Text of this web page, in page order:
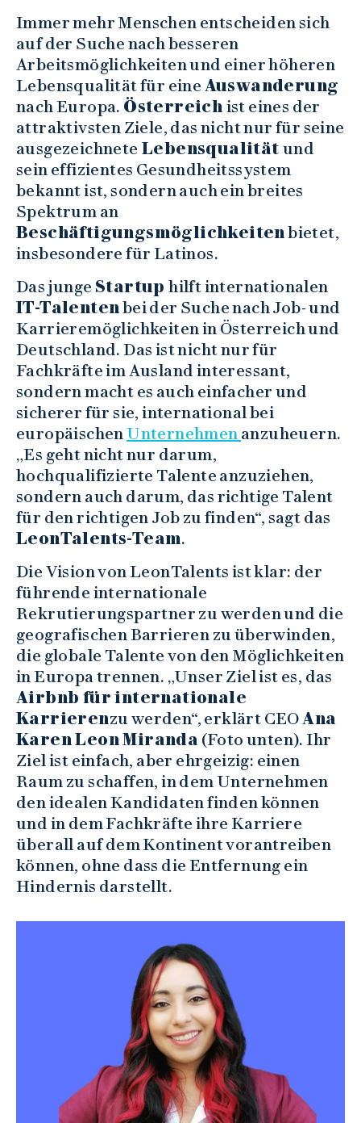
Immer mehr Menschen entscheiden sich
auf der Suche nach besseren
Arbeitsmöglichkeiten und einer höheren
Lebensqualität für eine Auswanderung
nach Europa. Österreich ist eines der
attraktivsten Ziele, das nicht nur für seine
ausgezeichnete Lebensqualitätund
sein effizientes Gesundheitssystem
bekannt ist, sondern auch ein breites
Spektrum an
Beschäftigungsmöglichkeitenbietet,
insbesondere für Latinos.
Das junge Startuphilft internationalen
IT-Talentenbei der Suche nach Job- und
Karrieremöglichkeiten in Österreich und
Deutschland. Das ist nicht nur für
Fachkräfte im Ausland interessant,
sondern macht es auch einfacher und
sicherer für sie, international bei
europäischenUnternehmen anzuheuern.
„Es geht nicht nur darum,
hochqualifizierte Talente anzuziehen,
sondern auch darum, das richtige Talent
für den richtigen Job zu finden“, sagt das
LeonTalents-Team.
Die Vision von LeonTalents ist klar: der
führende internationale
Rekrutierungspartner zu werden und die
geografischen Barrieren zu überwinden,
die globale Talente von den Möglichkeiten
in Europa trennen. „Unser Ziel ist es, das
Airbnb für internationale
Karrierenzu werden“, erklärt CEOAna
Karen Leon Miranda (Foto unten). Ihr
Ziel ist einfach, aber ehrgeizig: einen
Raum zu schaffen, in dem Unternehmen
den idealen Kandidaten finden können
und in dem Fachkräfte ihre Karriere
überall auf dem Kontinent vorantreiben
können, ohne dass die Entfernung ein
Hindernis darstellt.